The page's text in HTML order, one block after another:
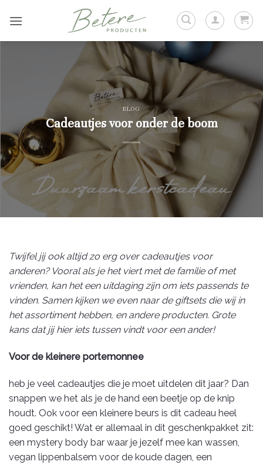
naar
BLOG
Cadeautjes voor onder de boom
Twijfel jij ook altijd zo erg over cadeautjes voor
anderen? Vooral als je het viert met de familie of met
vrienden, kan het een uitdaging zijn om iets passends te
vinden. Samen kijken we even naar de giftsets die wij in
het assortiment hebben, en andere producten. Grote
kans dat jij hier iets tussen vindt voor een ander!
Voor de kleinere portemonnee
heb je veel cadeautjes die je moet uitdelen dit jaar? Dan
snappen we het als je de hand een beetje op de knip
houdt. Ook voor een kleinere beurs is dit cadeau heel
goed geschikt! Wat er allemaal in dit geschenkpakket zit:
een mystery body bar waar je jezelf mee kan wassen,
vegan lippenbalsem voor de koude dagen, een